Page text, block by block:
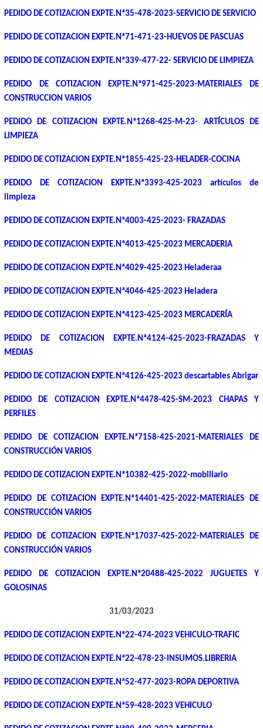
PEDIDO DE COTIZACION EXPTE.Nª35-478-2023-SERVICIO DE SERVICIO
PEDIDO DE COTIZACION EXPTE.Nª71-471-23-HUEVOS DE PASCUAS
PEDIDO DE COTIZACION EXPTE.Nª339-477-22- SERVICIO DE LIMPIEZA
PEDIDO DE COTIZACION EXPTE.Nª971-425-2023-MATERIALES DE
CONSTRUCCION VARIOS
PEDIDO DE COTIZACION EXPTE.Nª1268-425-M-23- ARTÍCULOS DE
LIMPIEZA
PEDIDO DE COTIZACION EXPTE.Nª1855-425-23-HELADER-COCINA
PEDIDO DE COTIZACION EXPTE.Nª3393-425-2023 artículos de
limpieza
PEDIDO DE COTIZACION EXPTE.Nª4003-425-2023- FRAZADAS
PEDIDO DE COTIZACION EXPTE.Nª4013-425-2023 MERCADERIA
PEDIDO DE COTIZACION EXPTE.Nª4029-425-2023 Heladeraa
PEDIDO DE COTIZACION EXPTE.Nª4046-425-2023 Heladera
PEDIDO DE COTIZACION EXPTE.Nª4123-425-2023 MERCADERÍA
PEDIDO DE COTIZACION EXPTE.Nª4124-425-2023-FRAZADAS Y
MEDIAS
PEDIDO DE COTIZACION EXPTE.Nª4126-425-2023 descartables Abrigar
PEDIDO DE COTIZACION EXPTE.Nª4478-425-SM-2023 CHAPAS Y
PERFILES
PEDIDO DE COTIZACION EXPTE.Nª7158-425-2021-MATERIALES DE
CONSTRUCCIÓN VARIOS
PEDIDO DE COTIZACION EXPTE.Nª10382-425-2022-mobiliario
PEDIDO DE COTIZACION EXPTE.Nª14401-425-2022-MATERIALES DE
CONSTRUCCIÓN VARIOS
PEDIDO DE COTIZACION EXPTE.Nª17037-425-2022-MATERIALES DE
CONSTRUCCIÓN VARIOS
PEDIDO DE COTIZACION EXPTE.Nª20488-425-2022 JUGUETES Y
GOLOSINAS
31/03/2023
PEDIDO DE COTIZACION EXPTE.Nª22-474-2023 VEHICULO-TRAFIC
PEDIDO DE COTIZACION EXPTE.Nª22-478-23-INSUMOS.LIBRERIA
PEDIDO DE COTIZACION EXPTE.Nª52-477-2023-ROPA DEPORTIVA
PEDIDO DE COTIZACION EXPTE.Nª59-428-2023 VEHICULO